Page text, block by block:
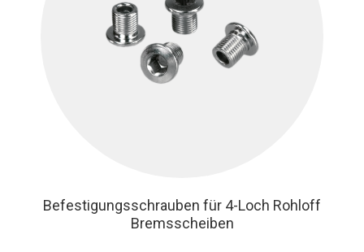
Befestigungsschrauben für 4-Loch Rohloff
Bremsscheiben